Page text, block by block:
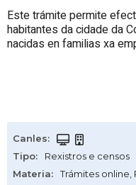
Este trámite permite
habitantes da cidade da
nacidas en familias xa
Canles:
Tipo:
Rexistros e censos
Materia: Trámites online